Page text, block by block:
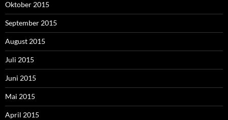
Oktober 2015
September 2015
August 2015
Juli 2015
Juni 2015
Mai 2015
April 2015